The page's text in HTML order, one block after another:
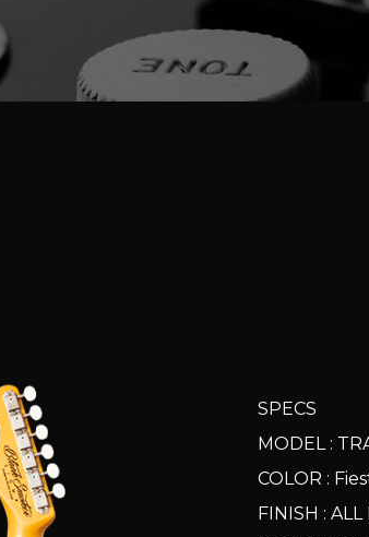
SPECS
MODEL :
COLOR :
FINISH :